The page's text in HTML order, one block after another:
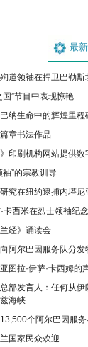
最
道领袖在捍卫巴勒斯
”节目中表现惊艳
纳生命中的辉煌里程
章书法作品
印刷机构网站提供
”的宗教训导
究在纽约逮捕内塔尼
卡西米在烈士领袖纪
经》诵读会
阿尔巴因服务队分发
图拉·伊萨·卡西姆的
总部发言人：任何从
海峡
个阿尔巴因服务
国家民众欢迎